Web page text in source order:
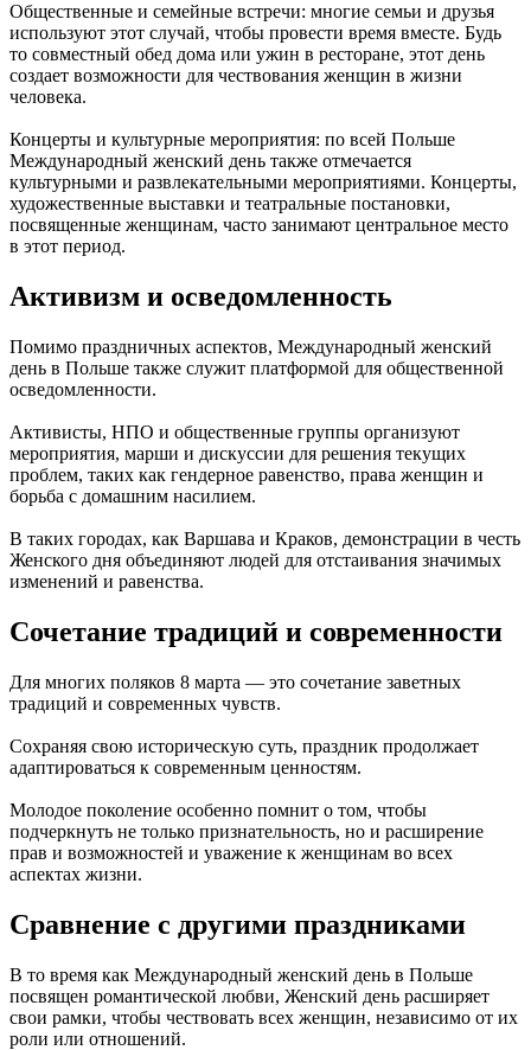
Общественные и семейные встречи: многие семьи и друзья
используют этот случай, чтобы провести время вместе. Будь
то совместный обед дома или ужин в ресторане, этот день
создает возможности для чествования женщин в жизни
человека.
Концерты и культурные мероприятия: по всей Польше
Международный женский день также отмечается
культурными и развлекательными мероприятиями. Концерты,
художественные выставки и театральные постановки,
посвященные женщинам, часто занимают центральное место
в этот период.
Активизм и осведомленность
Помимо праздничных аспектов, Международный женский
день в Польше также служит платформой для общественной
осведомленности.
Активисты, НПО и общественные группы организуют
мероприятия, марши и дискуссии для решения текущих
проблем, таких как гендерное равенство, права женщин и
борьба с домашним насилием.
В таких городах, как Варшава и Краков, демонстрации в честь
Женского дня объединяют людей для отстаивания значимых
изменений и равенства.
Сочетание традиций и современности
Для многих поляков 8 марта — это сочетание заветных
традиций и современных чувств.
Сохраняя свою историческую суть, праздник продолжает
адаптироваться к современным ценностям.
Молодое поколение особенно помнит о том, чтобы
подчеркнуть не только признательность, но и расширение
прав и возможностей и уважение к женщинам во всех
аспектах жизни.
Сравнение с другими праздниками
В то время как Международный женский день в Польше
посвящен романтической любви, Женский день расширяет
свои рамки, чтобы чествовать всех женщин, независимо от их
роли или отношений.